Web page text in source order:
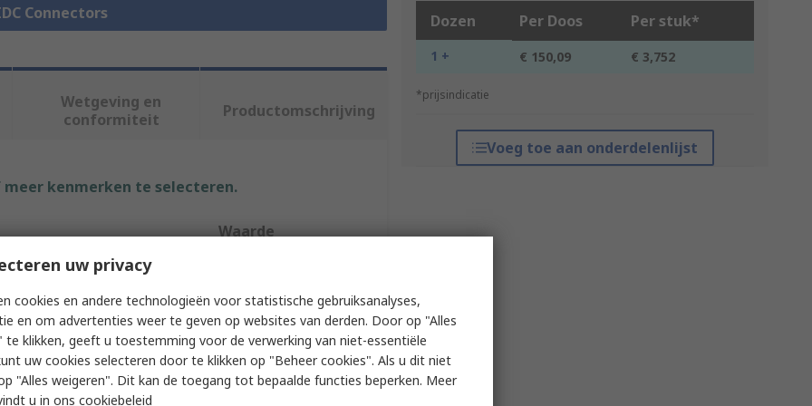
Connectors Dozen Per Doos Per stuk*
1 + € 150,09 € 3,752
*prijsindicatie
Voeg toe aan onderdelenlijst
Wetgeving en
conformiteit
Productomschrijving
kenmerken te selecteren.
Waarde
IDC Connector
24
2
uw privacy
cookies en andere technologieën voor statistische gebruiksanalyses,
en om advertenties weer te geven op websites van derden. Door op "Alles
te klikken, geeft u toestemming voor de verwerking van niet-essentiële
uw cookies selecteren door te klikken op "Beheer cookies". Als u dit niet
"Alles weigeren". Dit kan de toegang tot bepaalde functies beperken. Meer
u in ons cookiebeleid